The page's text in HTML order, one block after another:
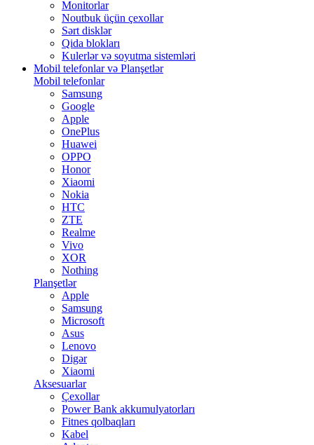
Monitorlar
Noutbuk üçün çexollar
Sərt disklər
Qida blokları
Kulerlər və soyutma sistemləri
Mobil telefonlar və Planşetlər
Mobil telefonlar
Samsung
Google
Apple
OnePlus
Huawei
OPPO
Honor
Xiaomi
Nokia
HTC
ZTE
Realme
Vivo
XOR
Nothing
Planşetlər
Apple
Samsung
Microsoft
Asus
Lenovo
Digər
Xiaomi
Aksesuarlar
Çexollar
Power Bank akkumulyatorları
Fitnes qolbaqları
Kabel